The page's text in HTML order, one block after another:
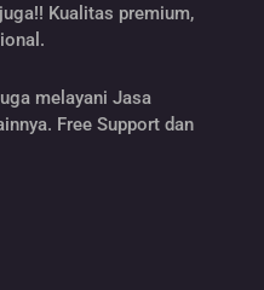
Kualitas premium,
melayani Jasa
Free Support dan